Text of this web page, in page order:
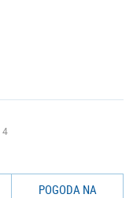
4
POGODA NA